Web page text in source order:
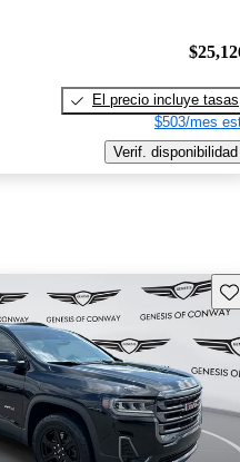
El precio incluye tasas
$503/mes
Verif. disponibilidad